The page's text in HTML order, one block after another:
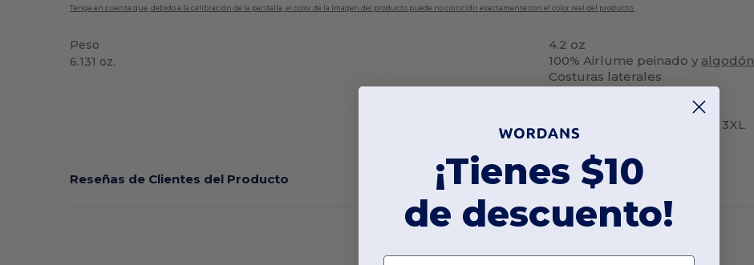
Tenga en cuenta que, debido a la calibración de la pantalla, el color de la imagen del producto puede no coincidir exactamente con el color real del producto.
Peso
6.131 oz.
4.2 oz
100% Airlume peinado y algodón
Costuras laterales
Talles: desde XS hasta 2XL, 3XL
Reseñas de Clientes del Producto
¡Tienes $10
de descuento!